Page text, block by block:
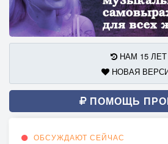
НАМ 15 ЛЕТ
НОВАЯ
ПОМОЩЬ
ОБСУЖДАЮТ СЕЙЧАС